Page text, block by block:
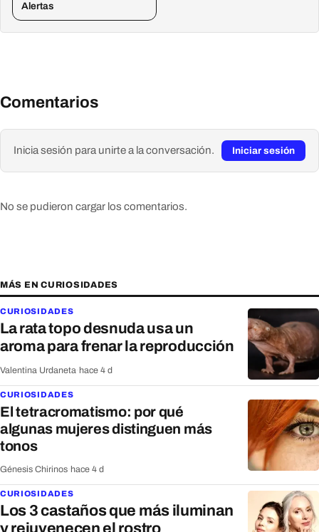
Alertas
Comentarios
Inicia sesión para unirte a la conversación. Iniciar sesión
No se pudieron cargar los comentarios.
MÁS EN CURIOSIDADES
CURIOSIDADES
La rata topo desnuda usa un
aroma para frenar la reproducción
Valentina Urdaneta hace 4 d
CURIOSIDADES
El tetracromatismo: por qué
algunas mujeres distinguen más
tonos
Génesis Chirinos hace 4 d
CURIOSIDADES
Los 3 castaños que más iluminan
y rejuvenecen el rostro